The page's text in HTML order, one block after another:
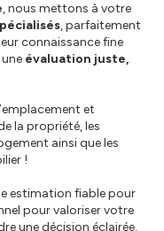
, nous mettons à votre
, parfaitement
connaissance fine
évaluation juste,
et
la propriété, les
ainsi que les
!
estimation fiable pour
pour valoriser votre
une décision éclairée,